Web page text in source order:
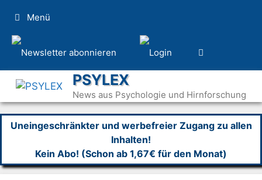
Inhalt
springen
Menü
PSYLEX
News aus Psychologie und Hirnforschung
Uneingeschränkter und werbefreier Zugang zu allen
Inhalten!
Kein Abo! (Schon ab 1,67€ für den Monat)